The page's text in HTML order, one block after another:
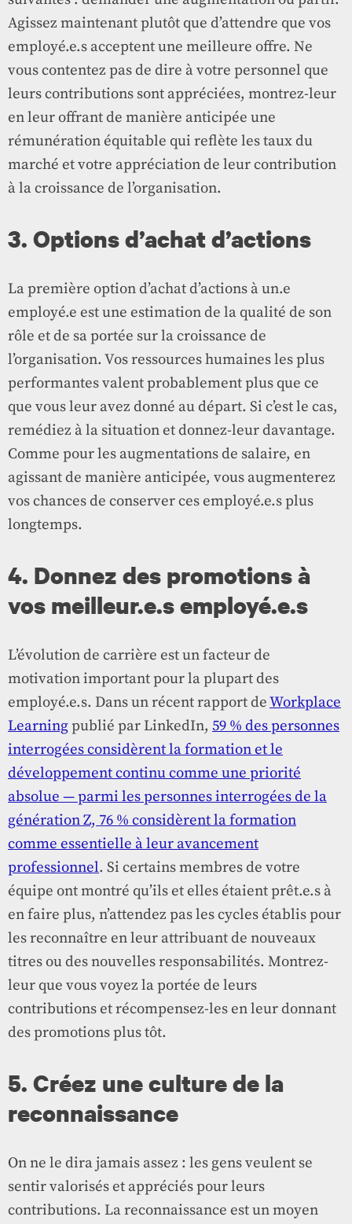
Agissez maintenant plutôt que d’attendre que vos
employé.e.s acceptent une meilleure offre. Ne
vous contentez pas de dire à votre personnel que
leurs contributions sont appréciées, montrez-leur
en leur offrant de manière anticipée une
rémunération équitable qui reflète les taux du
marché et votre appréciation de leur contribution
à la croissance de l’organisation.
3. Options d’achat d’actions
La première option d’achat d’actions à un.e
employé.e est une estimation de la qualité de son
rôle et de sa portée sur la croissance de
l’organisation. Vos ressources humaines les plus
performantes valent probablement plus que ce
que vous leur avez donné au départ. Si c’est le cas,
remédiez à la situation et donnez-leur davantage.
Comme pour les augmentations de salaire, en
agissant de manière anticipée, vous augmenterez
vos chances de conserver ces employé.e.s plus
longtemps.
4. Donnez des promotions à
vos meilleur.e.s employé.e.s
L’évolution de carrière est un facteur de
motivation important pour la plupart des
employé.e.s. Dans un récent rapport deWorkplace
Learningpublié par LinkedIn, 59 % des personnes
interrogées considèrent la formation et le
développement continu comme une priorité
absolue — parmi les personnes interrogées de la
génération Z, 76 % considèrent la formation
comme essentielle à leur avancement
professionnel. Si certains membres de votre
équipe ont montré qu’ils et elles étaient prêt.e.s à
en faire plus, n’attendez pas les cycles établis pour
les reconnaître en leur attribuant de nouveaux
titres ou des nouvelles responsabilités. Montrez-
leur que vous voyez la portée de leurs
contributions et récompensez-les en leur donnant
des promotions plus tôt.
5. Créez une culture de la
reconnaissance
On ne le dira jamais assez : les gens veulent se
sentir valorisés et appréciés pour leurs
contributions. La reconnaissance est un moyen